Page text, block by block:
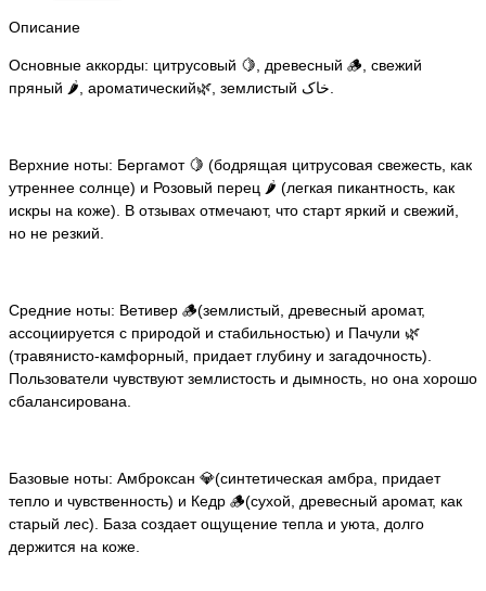
Описание
Основные аккорды: цитрусовый 🍋, древесный 🪵, свежий
пряный 🌶️, ароматический🌿, землистый خاک.
Верхние ноты: Бергамот 🍋 (бодрящая цитрусовая свежесть, как
утреннее солнце) и Розовый перец 🌶️ (легкая пикантность, как
искры на коже). В отзывах отмечают, что старт яркий и свежий,
но не резкий.
Средние ноты: Ветивер 🪵(землистый, древесный аромат,
ассоциируется с природой и стабильностью) и Пачули 🌿
(травянисто-камфорный, придает глубину и загадочность).
Пользователи чувствуют землистость и дымность, но она хорошо
сбалансирована.
Базовые ноты: Амброксан 💎(синтетическая амбра, придает
тепло и чувственность) и Кедр 🪵(сухой, древесный аромат, как
старый лес). База создает ощущение тепла и уюта, долго
держится на коже.